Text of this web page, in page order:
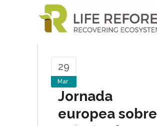
29
Mar
Jornada
europea sobre